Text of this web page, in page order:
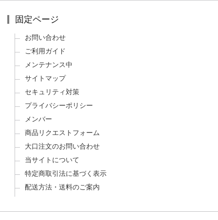
固定ページ
お問い合わせ
ご利用ガイド
メンテナンス中
サイトマップ
セキュリティ対策
プライバシーポリシー
メンバー
商品リクエストフォーム
大口注文のお問い合わせ
当サイトについて
特定商取引法に基づく表示
配送方法・送料のご案内